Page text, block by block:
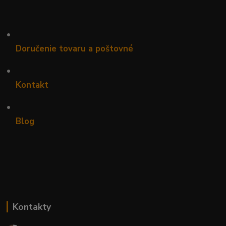
•
Doručenie tovaru a poštovné
•
Kontakt
•
Blog
Kontakty